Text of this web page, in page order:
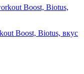
Boost, Biotus, вкус